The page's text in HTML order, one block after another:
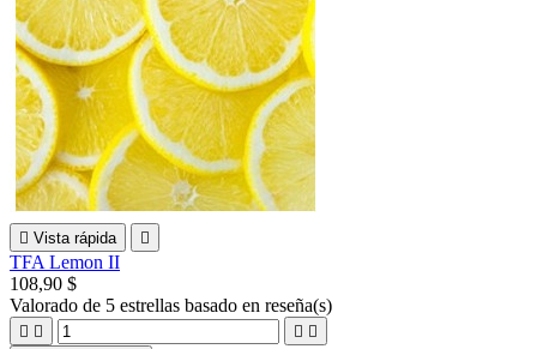
 Vista rápida 
TFA Lemon II
108,90 $
Valorado de 5 estrellas basado en reseña(s)
   